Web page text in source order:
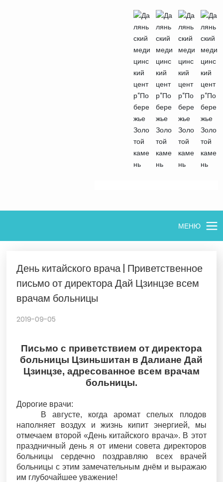
МЕНЮ
День китайского врача | Приветственное
письмо от директора Дай Цзинцзе всем
врачам больницы
2019-09-05
Письмо с приветствием от директора
больницы Цзиньшитан в Далиане Дай
Цзинцзе, адресованное всем врачам
больницы.
Дорогие врачи:
В августе, когда аромат спелых плодов
наполняет воздух и жизнь кипит энергией, мы
отмечаем второй «День китайского врача». В этот
праздничный день я от имени совета директоров
больницы сердечно поздравляю всех врачей
больницы с этим замечательным днём и выражаю
им глубочайшее уважение!